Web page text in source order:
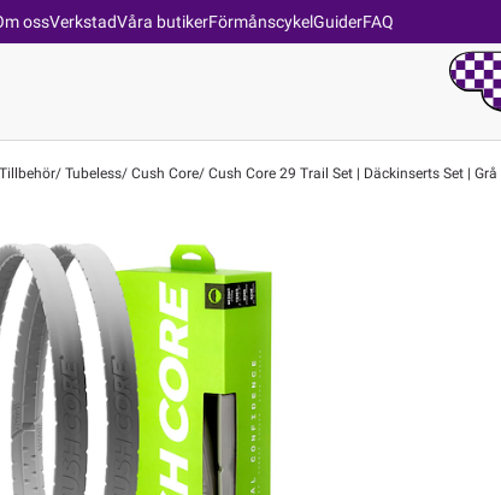
ossVerkstadVåra butikerFörmånscykelGuiderFAQ
Tubeless Cush Core Cush Core 29 Trail Set | Däckinserts Set | Grå